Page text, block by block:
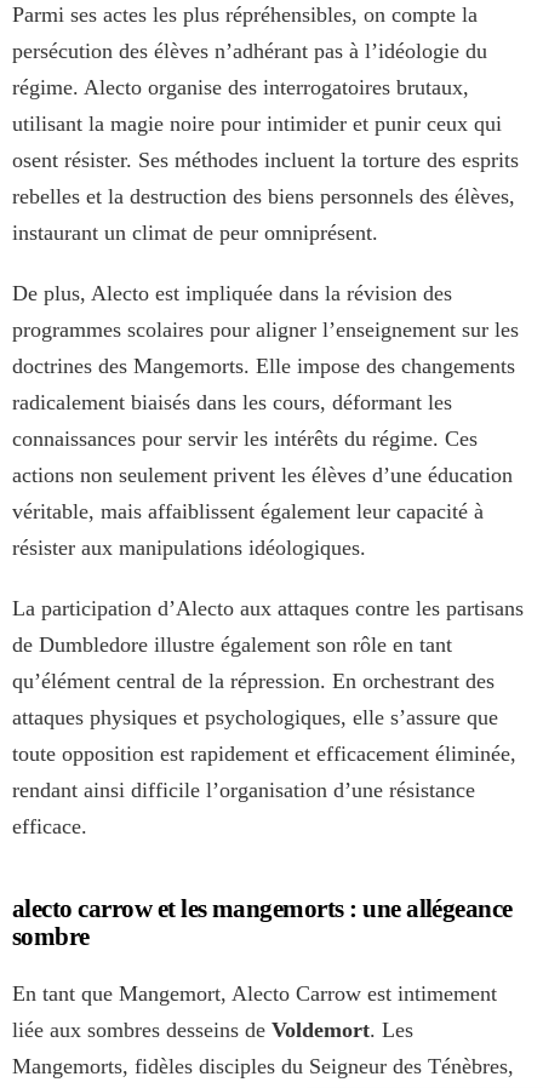
Parmi ses actes les plus répréhensibles, on compte la
persécution des élèves n’adhérant pas à l’idéologie du
régime. Alecto organise des interrogatoires brutaux,
utilisant la magie noire pour intimider et punir ceux qui
osent résister. Ses méthodes incluent la torture des esprits
rebelles et la destruction des biens personnels des élèves,
instaurant un climat de peur omniprésent.
De plus, Alecto est impliquée dans la révision des
programmes scolaires pour aligner l’enseignement sur les
doctrines des Mangemorts. Elle impose des changements
radicalement biaisés dans les cours, déformant les
connaissances pour servir les intérêts du régime. Ces
actions non seulement privent les élèves d’une éducation
véritable, mais affaiblissent également leur capacité à
résister aux manipulations idéologiques.
La participation d’Alecto aux attaques contre les partisans
de Dumbledore illustre également son rôle en tant
qu’élément central de la répression. En orchestrant des
attaques physiques et psychologiques, elle s’assure que
toute opposition est rapidement et efficacement éliminée,
rendant ainsi difficile l’organisation d’une résistance
efficace.
alecto carrow et les mangemorts : une allégeance
sombre
En tant que Mangemort, Alecto Carrow est intimement
liée aux sombres desseins de Voldemort. Les
Mangemorts, fidèles disciples du Seigneur des Ténèbres,